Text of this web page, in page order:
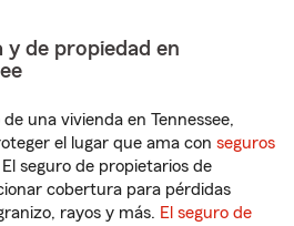
y de propiedad en
una vivienda en Tennessee,
el lugar que ama con seguros
El seguro de propietarios de
cobertura para pérdidas
rayos y más. El seguro de